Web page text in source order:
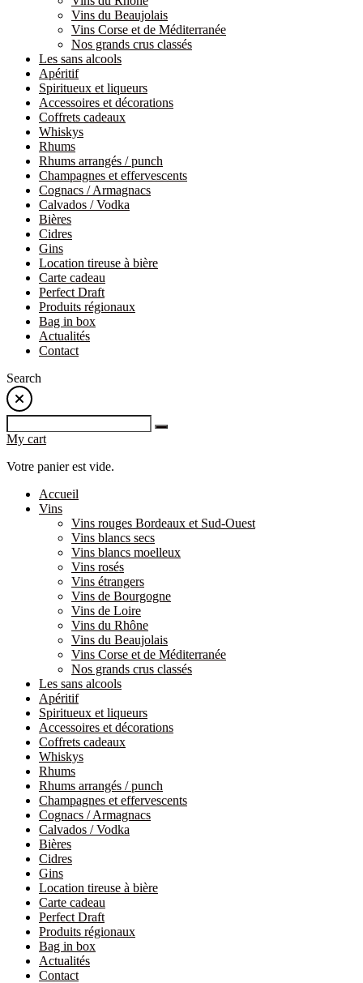
Vins du Beaujolais
Vins Corse et de Méditerranée
Nos grands crus classés
Les sans alcools
Apéritif
Spiritueux et liqueurs
Accessoires et décorations
Coffrets cadeaux
Whiskys
Rhums
Rhums arrangés / punch
Champagnes et effervescents
Cognacs / Armagnacs
Calvados / Vodka
Bières
Cidres
Gins
Location tireuse à bière
Carte cadeau
Perfect Draft
Produits régionaux
Bag in box
Actualités
Contact
Search
My cart
Votre panier est vide.
Accueil
Vins
Vins rouges Bordeaux et Sud-Ouest
Vins blancs secs
Vins blancs moelleux
Vins rosés
Vins étrangers
Vins de Bourgogne
Vins de Loire
Vins du Rhône
Vins du Beaujolais
Vins Corse et de Méditerranée
Nos grands crus classés
Les sans alcools
Apéritif
Spiritueux et liqueurs
Accessoires et décorations
Coffrets cadeaux
Whiskys
Rhums
Rhums arrangés / punch
Champagnes et effervescents
Cognacs / Armagnacs
Calvados / Vodka
Bières
Cidres
Gins
Location tireuse à bière
Carte cadeau
Perfect Draft
Produits régionaux
Bag in box
Actualités
Contact